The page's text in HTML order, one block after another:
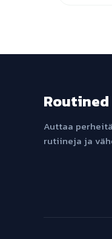
Routined
Auttaa
rutiineja ja